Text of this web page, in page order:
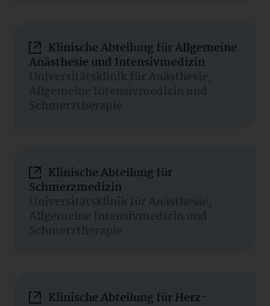
Klinische Abteilung für Allgemeine
Anästhesie und Intensivmedizin
Universitätsklinik für Anästhesie,
Allgemeine Intensivmedizin und
Schmerztherapie
Klinische Abteilung für
Schmerzmedizin
Universitätsklinik für Anästhesie,
Allgemeine Intensivmedizin und
Schmerztherapie
Klinische Abteilung für Herz-